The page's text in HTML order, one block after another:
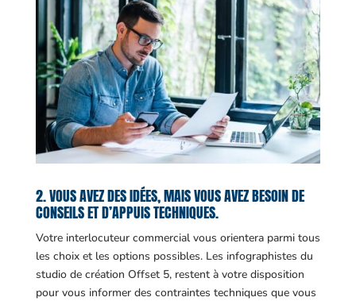
2. VOUS AVEZ DES IDÉES, MAIS VOUS AVEZ BESOIN DE
CONSEILS ET D’APPUIS TECHNIQUES.
Votre interlocuteur commercial vous orientera parmi tous
les choix et les options possibles. Les infographistes du
studio de création Offset 5, restent à votre disposition
pour vous informer des contraintes techniques que vous